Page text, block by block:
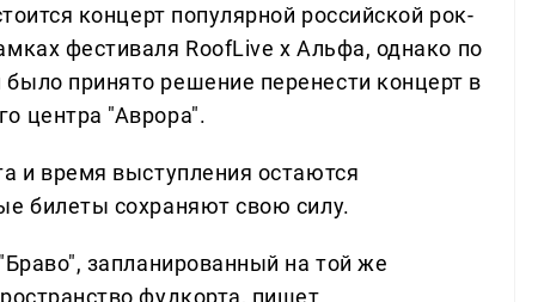
концерт популярной российской рок-
фестиваля RoofLive х Альфа, однако по
принято решение перенести концерт в
центра "Аврора".
и время выступления остаются
билеты сохраняют свою силу.
запланированный на той же
фудкорта, пишет